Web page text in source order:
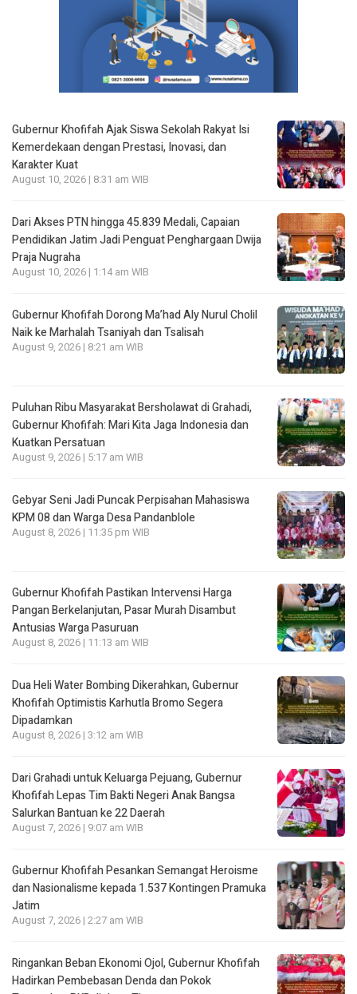
Gubernur Khofifah Ajak Siswa Sekolah Rakyat Isi
Kemerdekaan dengan Prestasi, Inovasi, dan
Karakter Kuat
August 10, 2026 | 8:31 am WIB
Dari Akses PTN hingga 45.839 Medali, Capaian
Pendidikan Jatim Jadi Penguat Penghargaan Dwija
Praja Nugraha
August 10, 2026 | 1:14 am WIB
Gubernur Khofifah Dorong Ma’had Aly Nurul Cholil
Naik ke Marhalah Tsaniyah dan Tsalisah
August 9, 2026 | 8:21 am WIB
Puluhan Ribu Masyarakat Bersholawat di Grahadi,
Gubernur Khofifah: Mari Kita Jaga Indonesia dan
Kuatkan Persatuan
August 9, 2026 | 5:17 am WIB
Gebyar Seni Jadi Puncak Perpisahan Mahasiswa
KPM 08 dan Warga Desa Pandanblole
August 8, 2026 | 11:35 pm WIB
Gubernur Khofifah Pastikan Intervensi Harga
Pangan Berkelanjutan, Pasar Murah Disambut
Antusias Warga Pasuruan
August 8, 2026 | 11:13 am WIB
Dua Heli Water Bombing Dikerahkan, Gubernur
Khofifah Optimistis Karhutla Bromo Segera
Dipadamkan
August 8, 2026 | 3:12 am WIB
Dari Grahadi untuk Keluarga Pejuang, Gubernur
Khofifah Lepas Tim Bakti Negeri Anak Bangsa
Salurkan Bantuan ke 22 Daerah
August 7, 2026 | 9:07 am WIB
Gubernur Khofifah Pesankan Semangat Heroisme
dan Nasionalisme kepada 1.537 Kontingen Pramuka
Jatim
August 7, 2026 | 2:27 am WIB
Ringankan Beban Ekonomi Ojol, Gubernur Khofifah
Hadirkan Pembebasan Denda dan Pokok